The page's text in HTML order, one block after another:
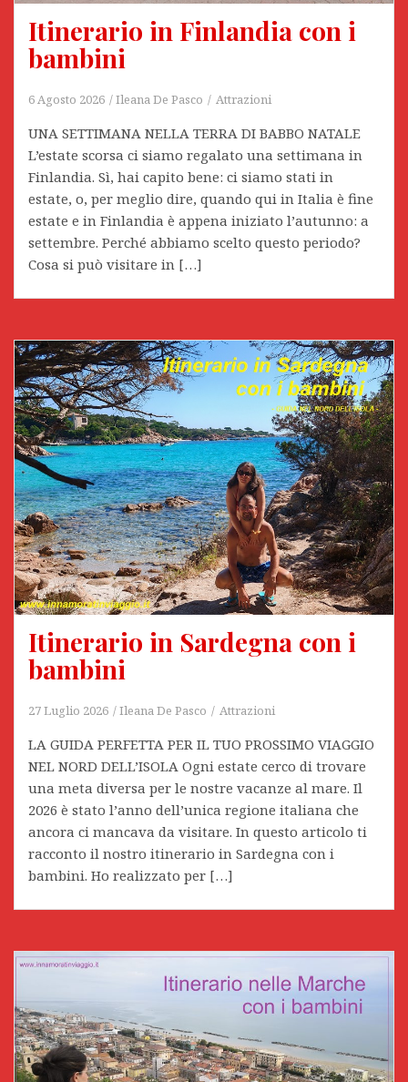
Itinerario in Finlandia con i
bambini
6 Agosto 2026 Ileana De Pasco Attrazioni
UNA SETTIMANA NELLA TERRA DI BABBO NATALE
L’estate scorsa ci siamo regalato una settimana in
Finlandia. Sì, hai capito bene: ci siamo stati in
estate, o, per meglio dire, quando qui in Italia è fine
estate e in Finlandia è appena iniziato l’autunno: a
settembre. Perché abbiamo scelto questo periodo?
Cosa si può visitare in […]
Itinerario in Sardegna con i
bambini
27 Luglio 2026 Ileana De Pasco Attrazioni
LA GUIDA PERFETTA PER IL TUO PROSSIMO VIAGGIO
NEL NORD DELL’ISOLA Ogni estate cerco di trovare
una meta diversa per le nostre vacanze al mare. Il
2026 è stato l’anno dell’unica regione italiana che
ancora ci mancava da visitare. In questo articolo ti
racconto il nostro itinerario in Sardegna con i
bambini. Ho realizzato per […]